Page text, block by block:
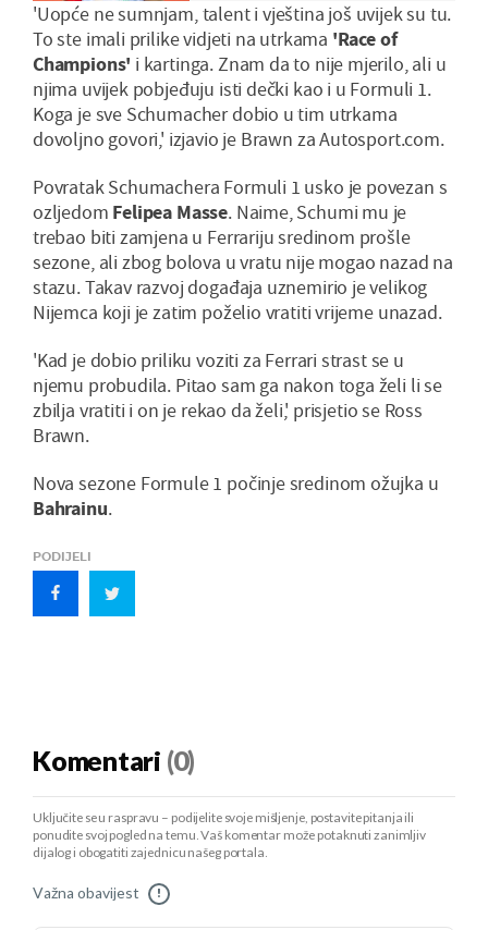
'Uopće ne sumnjam, talent i vještina još uvijek su tu.
To ste imali prilike vidjeti na utrkama 'Race of
Champions' i kartinga. Znam da to nije mjerilo, ali u
njima uvijek pobjeđuju isti dečki kao i u Formuli 1.
Koga je sve Schumacher dobio u tim utrkama
dovoljno govori,' izjavio je Brawn za Autosport.com.
Povratak Schumachera Formuli 1 usko je povezan s
ozljedom Felipea Masse. Naime, Schumi mu je
trebao biti zamjena u Ferrariju sredinom prošle
sezone, ali zbog bolova u vratu nije mogao nazad na
stazu. Takav razvoj događaja uznemirio je velikog
Nijemca koji je zatim poželio vratiti vrijeme unazad.
'Kad je dobio priliku voziti za Ferrari strast se u
njemu probudila. Pitao sam ga nakon toga želi li se
zbilja vratiti i on je rekao da želi,' prisjetio se Ross
Brawn.
Nova sezone Formule 1 počinje sredinom ožujka u
Bahrainu.
PODIJELI
Komentari (0)
Uključite se u raspravu – podijelite svoje mišljenje, postavite pitanja ili
ponudite svoj pogled na temu. Vaš komentar može potaknuti zanimljiv
dijalog i obogatiti zajednicu našeg portala.
Važna obavijest !